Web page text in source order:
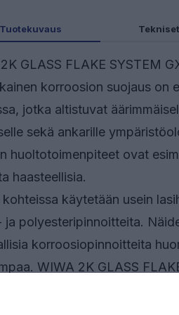
Tuotekuvaus
GLASS FLAKE SYSTEM
korroosion suojaus on
jotka altistuvat
sekä ankarille
huoltotoimenpiteet ovat
haasteellisia.
kohteissa käytetään usein
ja polyesteripinnoitteita.
korroosiopinnoitteita
WIWA 2K GLASS
kulutusta
tuotteiden annostelu ja